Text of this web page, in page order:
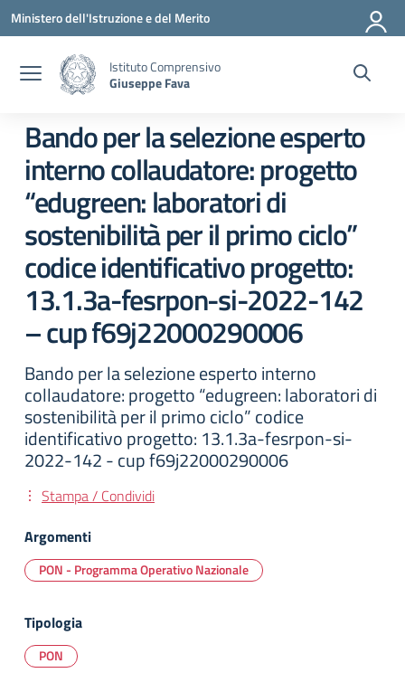
Vai ai contenuti
Vai al menu di navigazione
Vai al footer
Ministero dell'Istruzione e del Merito
Istituto Comprensivo
Giuseppe Fava
Bando per la selezione esperto
interno collaudatore: progetto
“edugreen: laboratori di
sostenibilità per il primo ciclo”
codice identificativo progetto:
13.1.3a-fesrpon-si-2022-142
– cup f69j22000290006
Bando per la selezione esperto interno
collaudatore: progetto “edugreen: laboratori di
sostenibilità per il primo ciclo” codice
identificativo progetto: 13.1.3a-fesrpon-si-
2022-142 - cup f69j22000290006
Stampa / Condividi
Argomenti
PON - Programma Operativo Nazionale
Tipologia
PON